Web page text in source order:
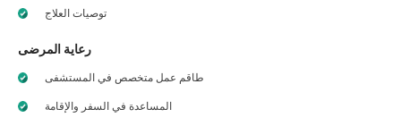
توصيات العلاج
رعاية المرضى
طاقم عمل متخصص في المستشفى
المساعدة في السفر والإقامة